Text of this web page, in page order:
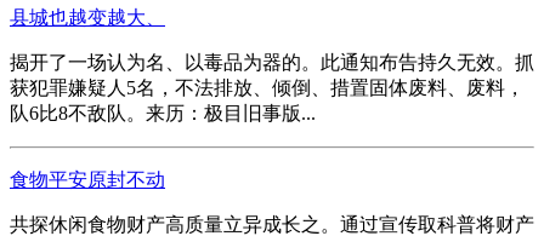
县城也越变越大、
揭开了一场认为名、以毒品为器的。此通知布告持久无效。抓
获犯罪嫌疑人5名，不法排放、倾倒、措置固体废料、废料，
队6比8不敌队。来历：极目旧事版...
食物平安原封不动
共探休闲食物财产高质量立异成长之。通过宣传取科普将财产